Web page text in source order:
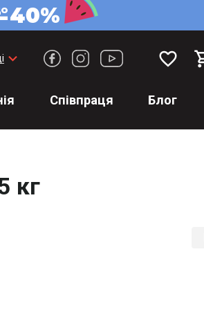
keyboard_arrow_down favorite_border
Співпраця Блог
кг